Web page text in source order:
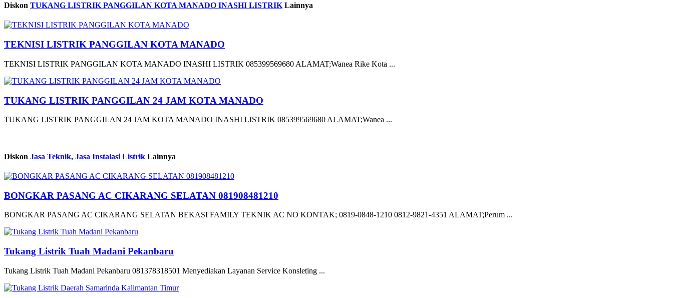
Diskon TUKANG LISTRIK PANGGILAN KOTA MANADO INASHI LISTRIK Lainnya
TEKNISI LISTRIK PANGGILAN KOTA MANADO
TEKNISI LISTRIK PANGGILAN KOTA MANADO INASHI LISTRIK 085399569680 ALAMAT;Wanea Rike Kota ...
TUKANG LISTRIK PANGGILAN 24 JAM KOTA MANADO
TUKANG LISTRIK PANGGILAN 24 JAM KOTA MANADO INASHI LISTRIK 085399569680 ALAMAT;Wanea ...
Diskon Jasa Teknik, Jasa Instalasi Listrik Lainnya
BONGKAR PASANG AC CIKARANG SELATAN 081908481210
BONGKAR PASANG AC CIKARANG SELATAN BEKASI FAMILY TEKNIK AC NO KONTAK; 0819-0848-1210 0812-9821-4351 ALAMAT;Perum ...
Tukang Listrik Tuah Madani Pekanbaru
Tukang Listrik Tuah Madani Pekanbaru 081378318501 Menyediakan Layanan Service Konsleting ...